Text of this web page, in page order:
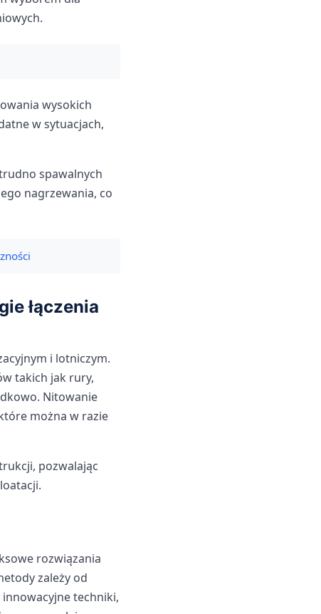
wysokich
w sytuacjach,
spawalnych
nagrzewania, co
łączenia
i lotniczym.
takich jak rury,
Nitowanie
można w razie
pozwalając
rozwiązania
zależy od
techniki,